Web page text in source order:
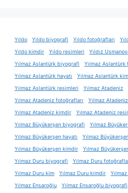
Yıldo Yıldo biyografi Yıldo fotoğrafları
Yıldo kimdir
Yıldo resimleri Yıldız
Yılmaz Aslantürk biyografi
Yılmaz Aslantürk
Yılmaz Aslantürk hayatı
Yılmaz Aslantürk kim
Yılmaz Aslantürk resimleri
Yılmaz Atadeniz
Yılmaz Atadeniz fotoğrafları
Yılmaz
Yılmaz Atadeniz kimdir
Yılmaz Atadeniz
Yılmaz Büyükerşen biyografi
Yılmaz
Yılmaz Büyükerşen hayatı
Yılmaz
Yılmaz Büyükerşen kimdir
Yılmaz
Yılmaz Duru biyografi
Yılmaz Duru
Yılmaz Duru kim
Yılmaz Duru kimdir
Yılmaz Ensaroğlu
Yılmaz Ensaroğlu biyografi